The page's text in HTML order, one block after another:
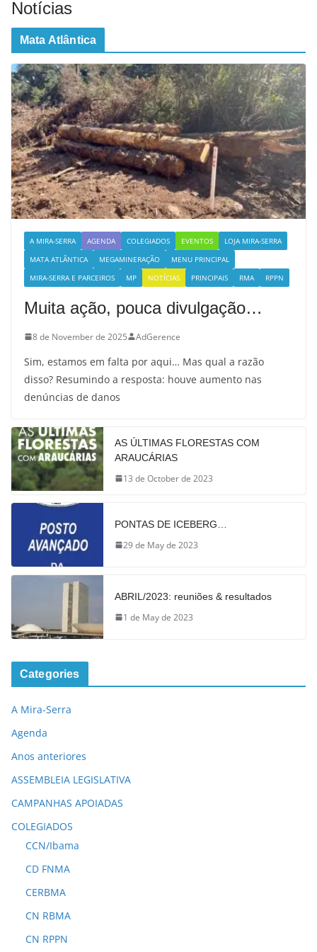
Notícias
Mata Atlântica
A MIRA-SERRA AGENDA COLEGIADOS EVENTOS
LOJA MIRA-SERRA
MATA ATLÂNTICA
MEGAMINERAÇÃO
MENU PRINCIPAL
MIRA-SERRA E PARCEIROS
MP NOTÍCIAS PRINCIPAIS RMA RPPN
Muita ação, pouca divulgação…
8 de November de 2025 AdGerence
Sim, estamos em falta por aqui… Mas qual a razão
disso? Resumindo a resposta: houve aumento nas
denúncias de danos
AS ÚLTIMAS FLORESTAS COM
ARAUCÁRIAS
13 de October de 2023
PONTAS DE ICEBERG…
29 de May de 2023
ABRIL/2023: reuniões & resultados
1 de May de 2023
Categories
A Mira-Serra
Agenda
Anos anteriores
ASSEMBLEIA LEGISLATIVA
CAMPANHAS APOIADAS
COLEGIADOS
CCN/Ibama
CD FNMA
CERBMA
CN RBMA
CN RPPN